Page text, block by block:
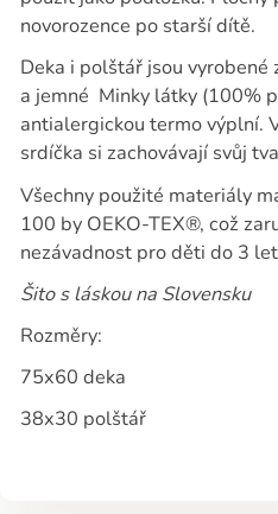
novorozence po starší dítě.
Deka i polštář jsou vyrobené
a jemné Minky látky (100%
antialergickou termo výplní.
srdíčka si zachovávají svůj
Všechny použité materiály
100 by OEKO-TEX®, což
nezávadnost pro děti do 3
Šito s láskou na Slovensku
Rozměry:
75x60 deka
38x30 polštář